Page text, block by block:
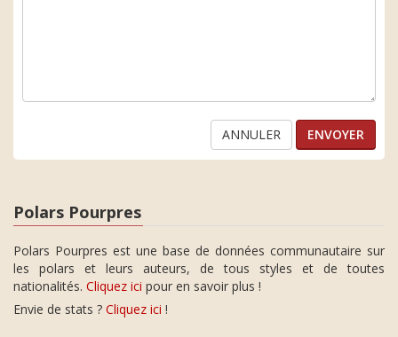
ANNULER
Polars Pourpres
Polars Pourpres est une base de données communautaire sur
les polars et leurs auteurs, de tous styles et de toutes
nationalités. Cliquez ici pour en savoir plus !
Envie de stats ? Cliquez ici !